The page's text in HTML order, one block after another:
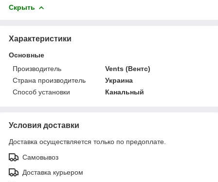
Скрыть
Характеристики
Основные
Производитель
Vents (Вентс)
Страна производитель
Украина
Способ установки
Канальный
Условия доставки
Доставка осуществляется только по предоплате.
Самовывоз
Доставка курьером